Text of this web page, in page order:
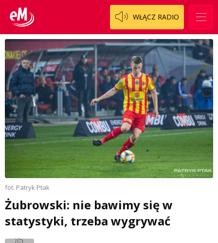
WŁĄCZ RADIO
fot. Patryk Ptak
Żubrowski: nie bawimy się w
statystyki, trzeba wygrywać